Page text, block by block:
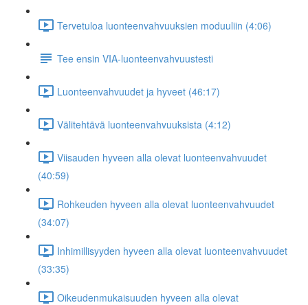
Tervetuloa luonteenvahvuuksien moduuliin (4:06)
Tee ensin VIA-luonteenvahvuustesti
Luonteenvahvuudet ja hyveet (46:17)
Välitehtävä luonteenvahvuuksista (4:12)
Viisauden hyveen alla olevat luonteenvahvuudet
(40:59)
Rohkeuden hyveen alla olevat luonteenvahvuudet
(34:07)
Inhimillisyyden hyveen alla olevat luonteenvahvuudet
(33:35)
Oikeudenmukaisuuden hyveen alla olevat